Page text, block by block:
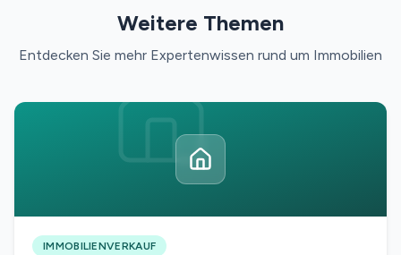
Weitere Themen
Entdecken Sie mehr Expertenwissen rund um Immobilien
IMMOBILIENVERKAUF